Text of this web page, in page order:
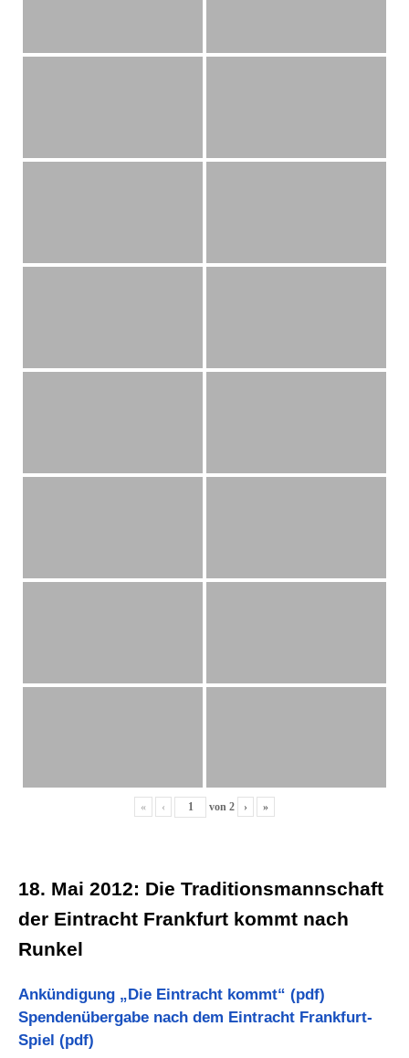
« ‹ von 2 › »
18. Mai 2012: Die Traditionsmannschaft
der Eintracht Frankfurt kommt nach
Runkel
Ankündigung „Die Eintracht kommt“ (pdf)
Spendenübergabe nach dem Eintracht Frankfurt-
Spiel (pdf)